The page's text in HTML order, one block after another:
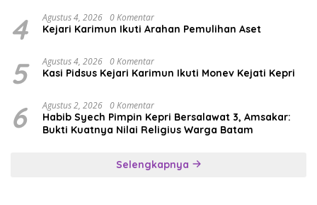
4 Agustus 4, 2026 0 Komentar
Kejari Karimun Ikuti Arahan Pemulihan Aset
5 Agustus 4, 2026 0 Komentar
Kasi Pidsus Kejari Karimun Ikuti Monev Kejati Kepri
6 Agustus 2, 2026 0 Komentar
Habib Syech Pimpin Kepri Bersalawat 3, Amsakar:
Bukti Kuatnya Nilai Religius Warga Batam
Selengkapnya